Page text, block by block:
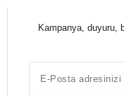
Kampanya, duyuru,